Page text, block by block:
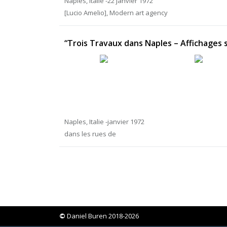
[Lucio Amelio], Modern art agency
“Trois Travaux dans Naples – Affichages
Naples, Italie -janvier 1972
dans les rues de
© Daniel Buren 2018-2026